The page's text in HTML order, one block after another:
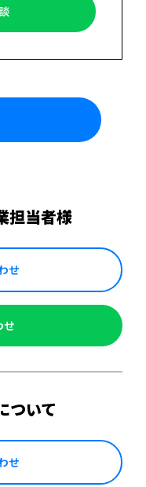
担当者様
せ
せ
ついて
せ